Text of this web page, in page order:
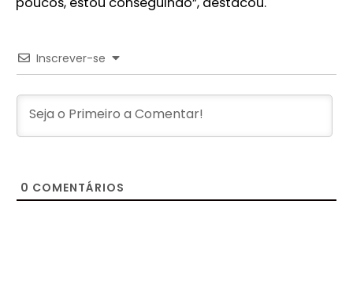
Inscrever-se
0 COMENTÁRIOS